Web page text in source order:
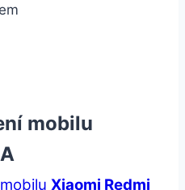
mobilu
Xiaomi Redmi